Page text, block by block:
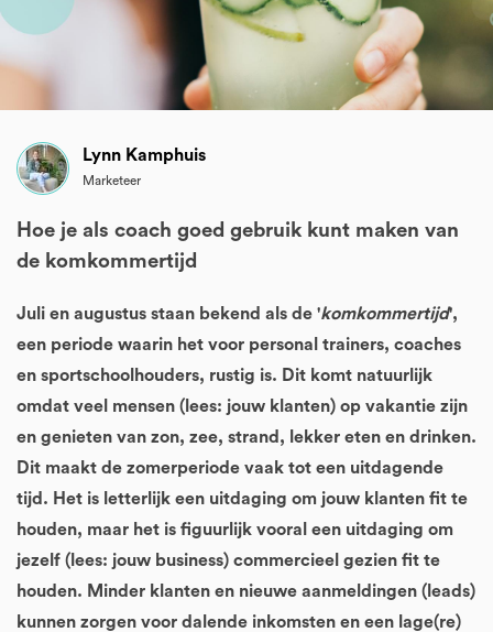
Lynn Kamphuis
Marketeer
Hoe je als coach goed gebruik kunt maken van
de komkommertijd
Juli en augustus staan bekend als de 'komkommertijd',
een periode waarin het voor personal trainers, coaches
en sportschoolhouders, rustig is. Dit komt natuurlijk
omdat veel mensen (lees: jouw klanten) op vakantie zijn
en genieten van zon, zee, strand, lekker eten en drinken.
Dit maakt de zomerperiode vaak tot een uitdagende
tijd. Het is letterlijk een uitdaging om jouw klanten fit te
houden, maar het is figuurlijk vooral een uitdaging om
jezelf (lees: jouw business) commercieel gezien fit te
houden. Minder klanten en nieuwe aanmeldingen (leads)
kunnen zorgen voor dalende inkomsten en een lage(re)